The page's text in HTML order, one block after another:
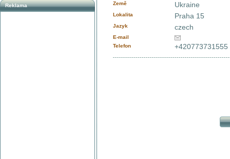
Země Ukraine
Lokalita Praha 15
Jazyk czech
E-mail
Telefon
+420773731555
Reklama